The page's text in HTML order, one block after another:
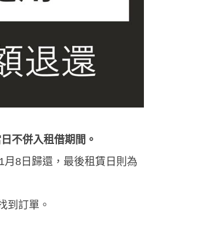
不併入租借期間。
8日歸還，最後租賃日則為
到訂單。